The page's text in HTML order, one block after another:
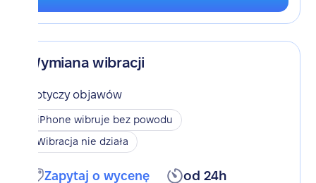
Wymiana wibracji
Dotyczy objawów
iPhone wibruje bez powodu
Wibracja nie działa
Zapytaj o wycenę od 24h